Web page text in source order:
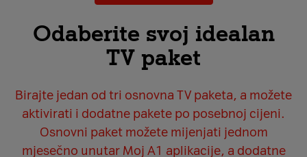
Odaberite svoj idealan
TV paket
Birajte jedan od tri osnovna TV paketa, a možete
aktivirati i dodatne pakete po posebnoj cijeni.
Osnovni paket možete mijenjati jednom
mjesečno unutar Moj A1 aplikacije, a dodatne